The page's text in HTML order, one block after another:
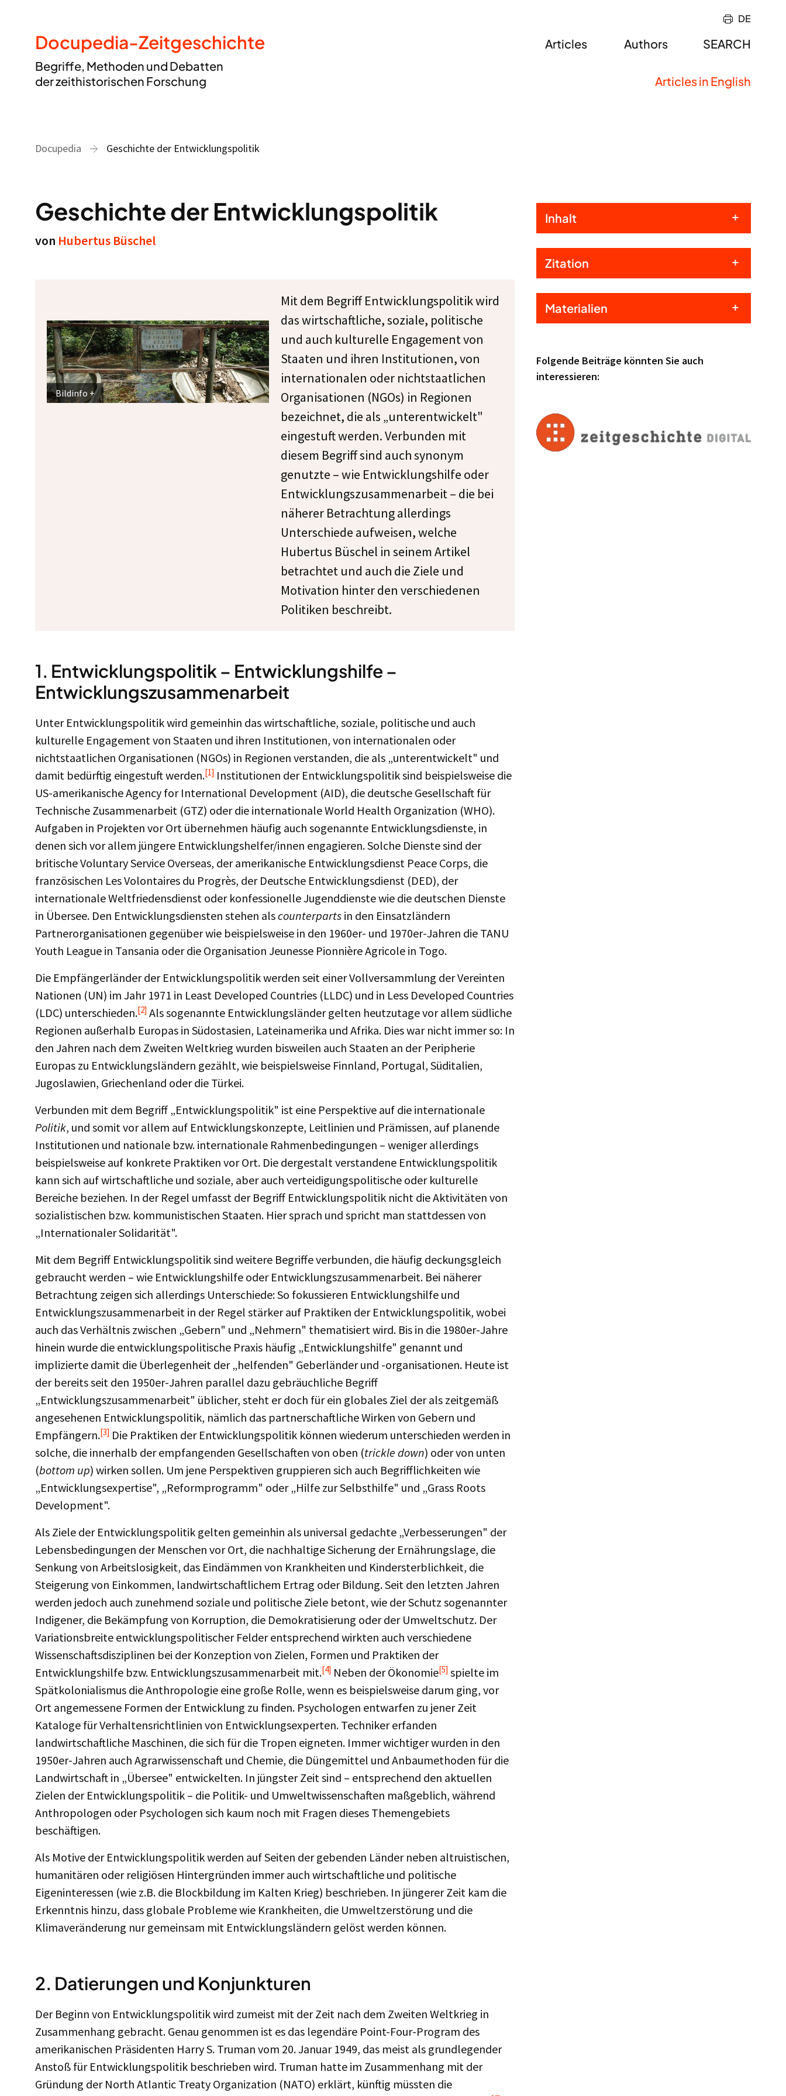
Docupedia-Zeitgeschichte
Begriffe, Methoden und Debatten
der zeithistorischen Forschung
SEARCH
Articles Authors
DE
Articles in English
Docupedia Geschichte der Entwicklungspolitik
Geschichte der Entwicklungspolitik
von Hubertus Büschel
Bildinfo
Mit dem Begriff Entwicklungspolitik wird
das wirtschaftliche, soziale, politische
und auch kulturelle Engagement von
Staaten und ihren Institutionen, von
internationalen oder nichtstaatlichen
Organisationen (NGOs) in Regionen
bezeichnet, die als „unterentwickelt"
eingestuft werden. Verbunden mit
diesem Begriff sind auch synonym
genutzte – wie Entwicklungshilfe oder
Entwicklungszusammenarbeit – die bei
näherer Betrachtung allerdings
Unterschiede aufweisen, welche
Hubertus Büschel in seinem Artikel
betrachtet und auch die Ziele und
Motivation hinter den verschiedenen
Politiken beschreibt.
1. Entwicklungspolitik – Entwicklungshilfe –
Entwicklungszusammenarbeit
Unter Entwicklungspolitik wird gemeinhin das wirtschaftliche, soziale, politische und auch
kulturelle Engagement von Staaten und ihren Institutionen, von internationalen oder
nichtstaatlichen Organisationen (NGOs) in Regionen verstanden, die als „unterentwickelt" und
damit bedürftig eingestuft werden.[1] Institutionen der Entwicklungspolitik sind beispielsweise die
US-amerikanische Agency for International Development (AID), die deutsche Gesellschaft für
Technische Zusammenarbeit (GTZ) oder die internationale World Health Organization (WHO).
Aufgaben in Projekten vor Ort übernehmen häufig auch sogenannte Entwicklungsdienste, in
denen sich vor allem jüngere Entwicklungshelfer/innen engagieren. Solche Dienste sind der
britische Voluntary Service Overseas, der amerikanische Entwicklungsdienst Peace Corps, die
französischen Les Volontaires du Progrès, der Deutsche Entwicklungsdienst (DED), der
internationale Weltfriedensdienst oder konfessionelle Jugenddienste wie die deutschen Dienste
in Übersee. Den Entwicklungsdiensten stehen alscounterparts in den Einsatzländern
Partnerorganisationen gegenüber wie beispielsweise in den 1960er- und 1970er-Jahren die TANU
Youth League in Tansania oder die Organisation Jeunesse Pionnière Agricole in Togo.
Die Empfängerländer der Entwicklungspolitik werden seit einer Vollversammlung der Vereinten
Nationen (UN) im Jahr 1971 in Least Developed Countries (LLDC) und in Less Developed Countries
(LDC) unterschieden.[2] Als sogenannte Entwicklungsländer gelten heutzutage vor allem südliche
Regionen außerhalb Europas in Südostasien, Lateinamerika und Afrika. Dies war nicht immer so: In
den Jahren nach dem Zweiten Weltkrieg wurden bisweilen auch Staaten an der Peripherie
Europas zu Entwicklungsländern gezählt, wie beispielsweise Finnland, Portugal, Süditalien,
Jugoslawien, Griechenland oder die Türkei.
Verbunden mit dem Begriff „Entwicklungspolitik" ist eine Perspektive auf die internationale
Politik, und somit vor allem auf Entwicklungskonzepte, Leitlinien und Prämissen, auf planende
Institutionen und nationale bzw. internationale Rahmenbedingungen – weniger allerdings
beispielsweise auf konkrete Praktiken vor Ort. Die dergestalt verstandene Entwicklungspolitik
kann sich auf wirtschaftliche und soziale, aber auch verteidigungspolitische oder kulturelle
Bereiche beziehen. In der Regel umfasst der Begriff Entwicklungspolitik nicht die Aktivitäten von
sozialistischen bzw. kommunistischen Staaten. Hier sprach und spricht man stattdessen von
„Internationaler Solidarität".
Mit dem Begriff Entwicklungspolitik sind weitere Begriffe verbunden, die häufig deckungsgleich
gebraucht werden – wie Entwicklungshilfe oder Entwicklungszusammenarbeit. Bei näherer
Betrachtung zeigen sich allerdings Unterschiede: So fokussieren Entwicklungshilfe und
Entwicklungszusammenarbeit in der Regel stärker auf Praktiken der Entwicklungspolitik, wobei
auch das Verhältnis zwischen „Gebern" und „Nehmern" thematisiert wird. Bis in die 1980er-Jahre
hinein wurde die entwicklungspolitische Praxis häufig „Entwicklungshilfe" genannt und
implizierte damit die Überlegenheit der „helfenden" Geberländer und -organisationen. Heute ist
der bereits seit den 1950er-Jahren parallel dazu gebräuchliche Begriff
„Entwicklungszusammenarbeit" üblicher, steht er doch für ein globales Ziel der als zeitgemäß
angesehenen Entwicklungspolitik, nämlich das partnerschaftliche Wirken von Gebern und
Empfängern.[3] Die Praktiken der Entwicklungspolitik können wiederum unterschieden werden in
solche, die innerhalb der empfangenden Gesellschaften von oben (trickle down) oder von unten
(bottom up) wirken sollen. Um jene Perspektiven gruppieren sich auch Begrifflichkeiten wie
„Entwicklungsexpertise", „Reformprogramm" oder „Hilfe zur Selbsthilfe" und „Grass Roots
Development".
Als Ziele der Entwicklungspolitik gelten gemeinhin als universal gedachte „Verbesserungen" der
Lebensbedingungen der Menschen vor Ort, die nachhaltige Sicherung der Ernährungslage, die
Senkung von Arbeitslosigkeit, das Eindämmen von Krankheiten und Kindersterblichkeit, die
Steigerung von Einkommen, landwirtschaftlichem Ertrag oder Bildung. Seit den letzten Jahren
werden jedoch auch zunehmend soziale und politische Ziele betont, wie der Schutz sogenannter
Indigener, die Bekämpfung von Korruption, die Demokratisierung oder der Umweltschutz. Der
Variationsbreite entwicklungspolitischer Felder entsprechend wirkten auch verschiedene
Wissenschaftsdisziplinen bei der Konzeption von Zielen, Formen und Praktiken der
Entwicklungshilfe bzw. Entwicklungszusammenarbeit mit.[4] Neben der Ökonomie[5] spielte im
Spätkolonialismus die Anthropologie eine große Rolle, wenn es beispielsweise darum ging, vor
Ort angemessene Formen der Entwicklung zu finden. Psychologen entwarfen zu jener Zeit
Kataloge für Verhaltensrichtlinien von Entwicklungsexperten. Techniker erfanden
landwirtschaftliche Maschinen, die sich für die Tropen eigneten. Immer wichtiger wurden in den
1950er-Jahren auch Agrarwissenschaft und Chemie, die Düngemittel und Anbaumethoden für die
Landwirtschaft in „Übersee" entwickelten. In jüngster Zeit sind – entsprechend den aktuellen
Zielen der Entwicklungspolitik – die Politik- und Umweltwissenschaften maßgeblich, während
Anthropologen oder Psychologen sich kaum noch mit Fragen dieses Themengebiets
beschäftigen.
Als Motive der Entwicklungspolitik werden auf Seiten der gebenden Länder neben altruistischen,
humanitären oder religiösen Hintergründen immer auch wirtschaftliche und politische
Eigeninteressen (wie z.B. die Blockbildung im Kalten Krieg) beschrieben. In jüngerer Zeit kam die
Erkenntnis hinzu, dass globale Probleme wie Krankheiten, die Umweltzerstörung und die
Klimaveränderung nur gemeinsam mit Entwicklungsländern gelöst werden können.
2. Datierungen und Konjunkturen
Der Beginn von Entwicklungspolitik wird zumeist mit der Zeit nach dem Zweiten Weltkrieg in
Zusammenhang gebracht. Genau genommen ist es das legendäre Point-Four-Program des
amerikanischen Präsidenten Harry S. Truman vom 20. Januar 1949, das meist als grundlegender
Anstoß für Entwicklungspolitik beschrieben wird. Truman hatte im Zusammenhang mit der
Gründung der North Atlantic Treaty Organization (NATO) erklärt, künftig müssten die
Inhalt
Zitation
Materialien
Folgende Beiträge könnten Sie auch
interessieren: